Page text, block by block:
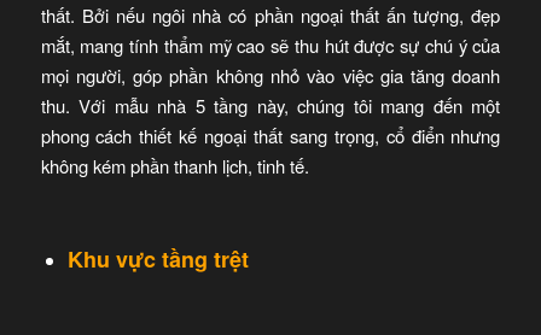
thất. Bởi nếu ngôi nhà có phần ngoại thất ấn tượng, đẹp
mắt, mang tính thẩm mỹ cao sẽ thu hút được sự chú ý của
mọi người, góp phần không nhỏ vào việc gia tăng doanh
thu. Với mẫu nhà 5 tầng này, chúng tôi mang đến một
phong cách thiết kế ngoại thất sang trọng, cổ điển nhưng
không kém phần thanh lịch, tinh tế.
Khu vực tầng trệt